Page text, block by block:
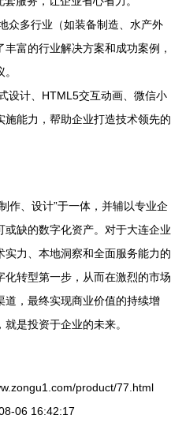
众多行业（如装备制造、水产外
富的行业解决方案和成功案例，
设计、HTML5交互动画、微信小
能力，帮助企业打造技术领先的
作、设计”于一体，并辅以专业企
缺的数字化资产。对于大连企业
力、本地洞察和全面服务能力的
转型第一步，从而在激烈的市场
，最终实现商业价值的持续增
是投资于企业的未来。
product/77.html
06 16:42:17